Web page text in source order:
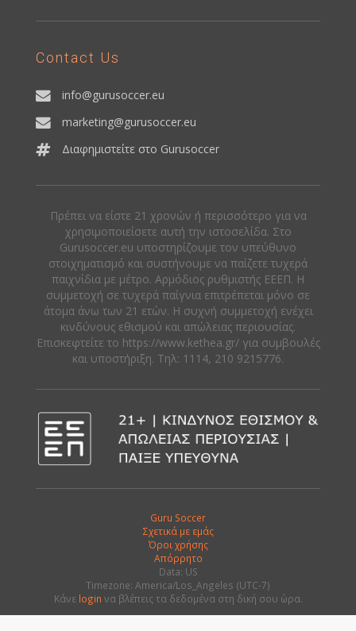
Contact Us
info@gurusoccer.eu
marketing@gurusoccer.eu
Διαφημιστείτε στο Gurusoccer
Πρέπει να είστε 21 χρονών ή περισσότερο για να
χρησιμοποιείσετε αυτή την ιστοσελίδα. Στο
Gurusoccer.eu υποστηρίζουμε τον υπεύθυνο
στοιχηματισμό και συστήνουμε να παίζετε τυχερά
παιχνίδια με μέτρο. Αρμόδιος ρυθμιστής ΕΕΕΠ. Η
συμμετοχή σε τυχερά παίγνια επιτρέπεται μόνο σε
άτομα άνω των 21 ετών. Η συχνή συμμετοχή ενέχει
κινδύνους εθισμού και απώλειας περιουσίας.
Eπισκεφτείτε το https://www.kethea.gr/ για συμβουλές
και υποστήριξη. Tηλ: 1114, 210 9215776.
Guru Soccer
Σχετικά με εμάς
Όροι χρήσης
Απόρρητο
Data: US
Timezone: America/Los_Angeles (UTC-7)
Κάνε login να βλέπεις τα δεδομένα στη δική σου ώρα.